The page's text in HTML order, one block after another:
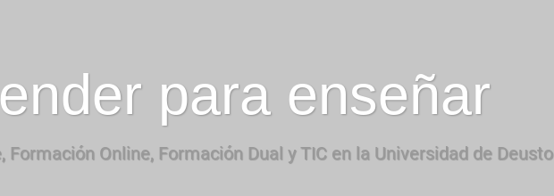
para enseñar
Formación Online, Formación Dual y TIC en la Universidad de Deusto